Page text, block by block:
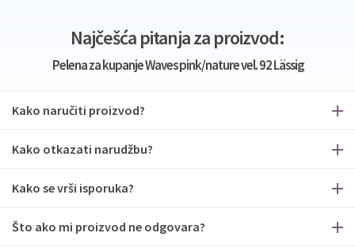
Najčešća pitanja za proizvod:
Pelena za kupanje Waves pink/nature vel. 92 Lässig
Kako naručiti proizvod?
Kako otkazati narudžbu?
Kako se vrši isporuka?
Što ako mi proizvod ne odgovara?